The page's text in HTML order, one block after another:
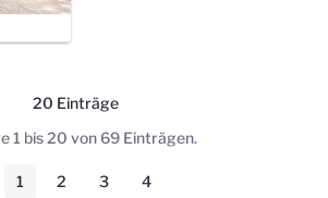
20 Einträge
Pro Seite
1 bis 20 von 69 Einträgen.
Seite
1 Seite
2 Seite
3 Seite
4